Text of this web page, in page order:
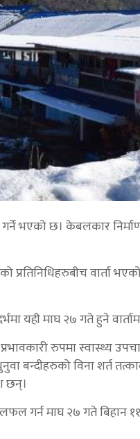
भएको छ। केबलकार
वार्ता
यही माघ २७ गते हुने
रुपमा स्वास्थ्य
विना शर्त तत्काल
छन्।
गर्न माघ २७ गते बिहान